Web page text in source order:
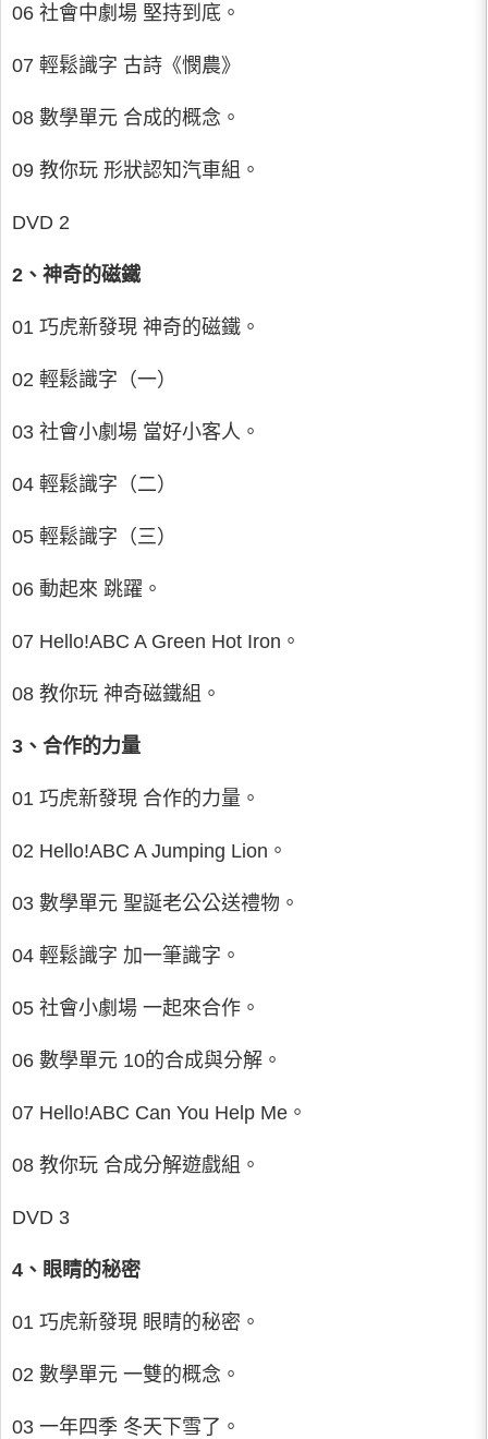
06 社會中劇場 堅持到底。
07 輕鬆識字 古詩《憫農》
08 數學單元 合成的概念。
09 教你玩 形狀認知汽車組。
DVD 2
2、神奇的磁鐵
01 巧虎新發現 神奇的磁鐵。
02 輕鬆識字（一）
03 社會小劇場 當好小客人。
04 輕鬆識字（二）
05 輕鬆識字（三）
06 動起來 跳躍。
07 Hello!ABC A Green Hot Iron。
08 教你玩 神奇磁鐵組。
3、合作的力量
01 巧虎新發現 合作的力量。
02 Hello!ABC A Jumping Lion。
03 數學單元 聖誕老公公送禮物。
04 輕鬆識字 加一筆識字。
05 社會小劇場 一起來合作。
06 數學單元 10的合成與分解。
07 Hello!ABC Can You Help Me。
08 教你玩 合成分解遊戲組。
DVD 3
4、眼睛的秘密
01 巧虎新發現 眼睛的秘密。
02 數學單元 一雙的概念。
03 一年四季 冬天下雪了。